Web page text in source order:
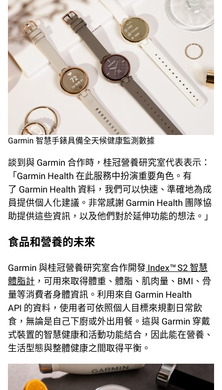
Garmin 智慧手錶具備全天候健康監測數據
談到與 Garmin 合作時，桂冠營養研究室代表表示：
「Garmin Health 在此服務中扮演重要角色。有
了 Garmin Health 資料，我們可以快速、準確地為成
員提供個人化建議。非常感謝 Garmin Health 團隊協
助提供這些資訊，以及他們對於延伸功能的想法。」
食品和營養的未來
Garmin 與桂冠營養研究室合作開發 Index™ S2 智慧
體脂計 ，可用來取得體重、體脂、肌肉量、BMI、骨
量等消費者身體資訊。利用來自 Garmin Health
API 的資料，使用者可依照個人目標來規劃日常飲
食，無論是自己下廚或外出用餐。這與 Garmin 穿戴
式裝置的智慧健康和活動功能結合，因此能在營養、
生活型態與整體健康之間取得平衡。